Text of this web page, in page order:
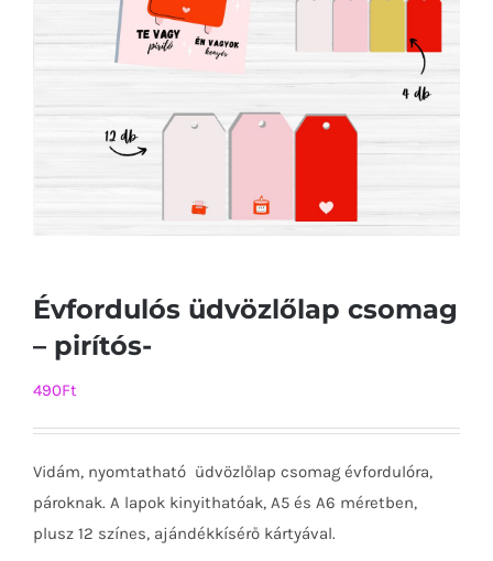
Évfordulós üdvözlőlap csomag
– pirítós-
490Ft
Vidám, nyomtatható üdvözlőlap csomag évfordulóra,
pároknak. A lapok kinyithatóak, A5 és A6 méretben,
plusz 12 színes, ajándékkísérő kártyával.